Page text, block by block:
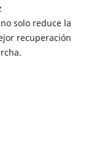
solo reduce la
recuperación